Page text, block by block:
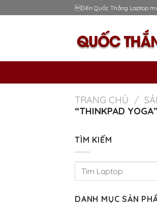
to
Đến Quốc Thắng Laptop
TRANG CHỦ /
“THINKPAD YOGA”
TÌM KIẾM
DANH MỤC SẢN